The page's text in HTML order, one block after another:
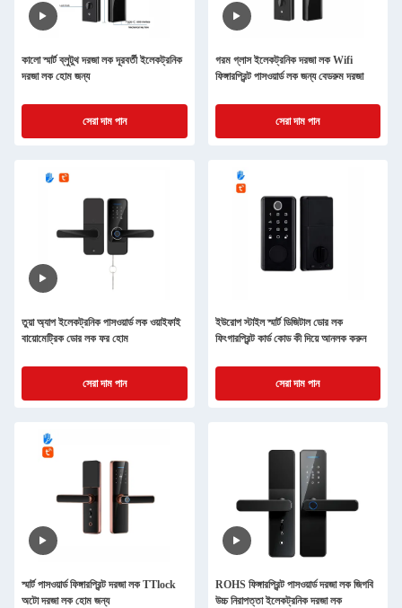
কালো স্মার্ট ব্লুটুথ দরজা লক দূরবর্তী ইলেকট্রনিক
দরজা লক হোম জন্য
সেরা দাম পান
গরম গ্লাস ইলেকট্রনিক দরজা লক Wifi
ফিঙ্গারপ্রিন্ট পাসওয়ার্ড লক জন্য বেডরুম দরজা
সেরা দাম পান
তুয়া অ্যাপ ইলেকট্রনিক পাসওয়ার্ড লক ওয়াইফাই
বায়োমেট্রিক ডোর লক ফর হোম
সেরা দাম পান
ইউরোপ স্টাইল স্মার্ট ডিজিটাল ডোর লক
ফিংগারপ্রিন্ট কার্ড কোড কী দিয়ে আনলক করুন
সেরা দাম পান
স্মার্ট পাসওয়ার্ড ফিঙ্গারপ্রিন্ট দরজা লক TTlock
অটো দরজা লক হোম জন্য
ROHS ফিঙ্গারপ্রিন্ট পাসওয়ার্ড দরজা লক জিগবি
উচ্চ নিরাপত্তা ইলেকট্রনিক দরজা লক